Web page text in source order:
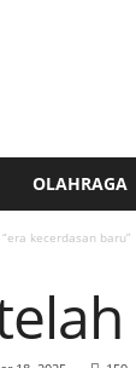
OLAHRAGA
kecerdasan baru”